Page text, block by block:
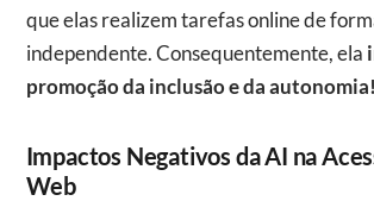
que elas realizem tarefas online de
independente. Consequentemente, ela
promoção da inclusão e da autonomia!
Impactos Negativos da AI na
Web